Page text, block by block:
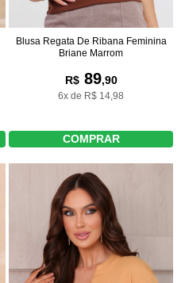
Blusa Regata De Ribana Feminina
Briane Marrom
R$89,90
6x de R$ 14,98
COMPRAR